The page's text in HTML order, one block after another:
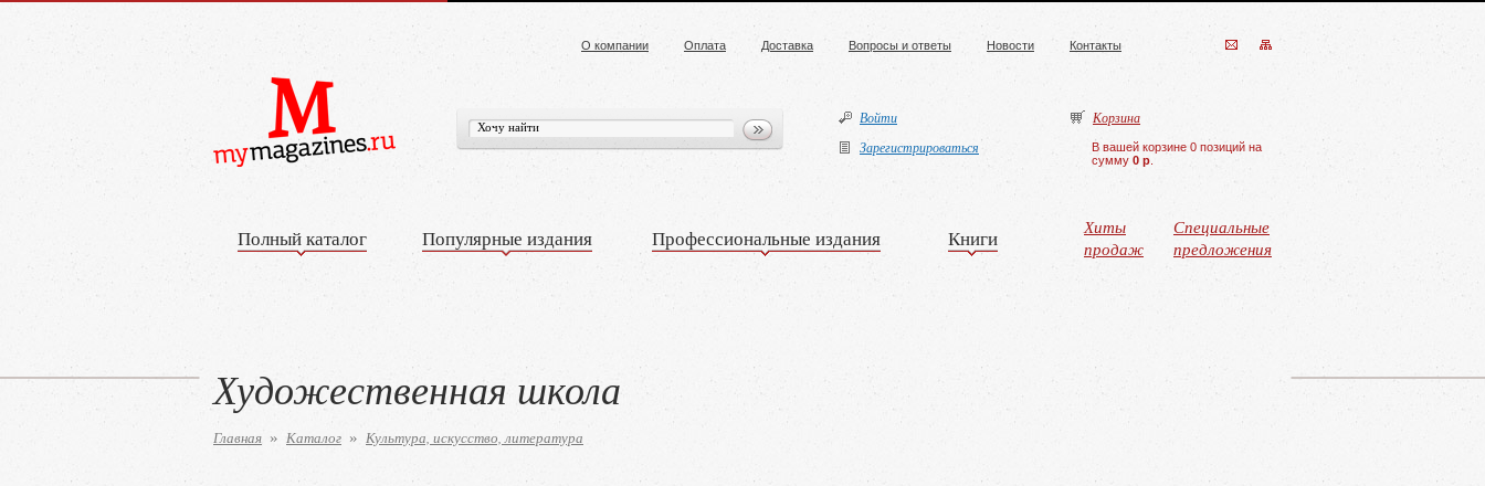
О компании Оплата Доставка Вопросы и ответы Новости Контакты
Войти
Зарегистрироваться
Корзина
В вашей корзине 0 позиций на
сумму 0 р
Полный каталог Популярные издания Профессиональные издания Книги
Хиты
продаж
Специальные
предложения
Художественная школа
Главная » Каталог » Культура, искусство, литература